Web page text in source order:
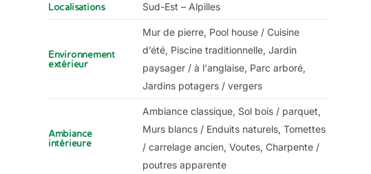
Localisations Sud-Est – Alpilles
Environnement
extérieur
Mur de pierre, Pool house / Cuisine
d’été, Piscine traditionnelle, Jardin
paysager / à l'anglaise, Parc arboré,
Jardins potagers / vergers
Ambiance
intérieure
Ambiance classique, Sol bois / parquet,
Murs blancs / Enduits naturels, Tomettes
/ carrelage ancien, Voutes, Charpente /
poutres apparente